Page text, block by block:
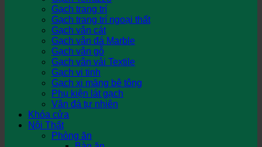
Gạch trang trí
Gạch trang trí ngoại thất
Gạch vân cát
Gạch vân đá Marble
Gạch vân gỗ
Gạch vân vải Textile
Gạch vi tinh
Gạch xi măng bê tông
Phụ kiện lát gạch
Vân đá tự nhiên
Khóa cửa
Nội Thất
Phòng ăn